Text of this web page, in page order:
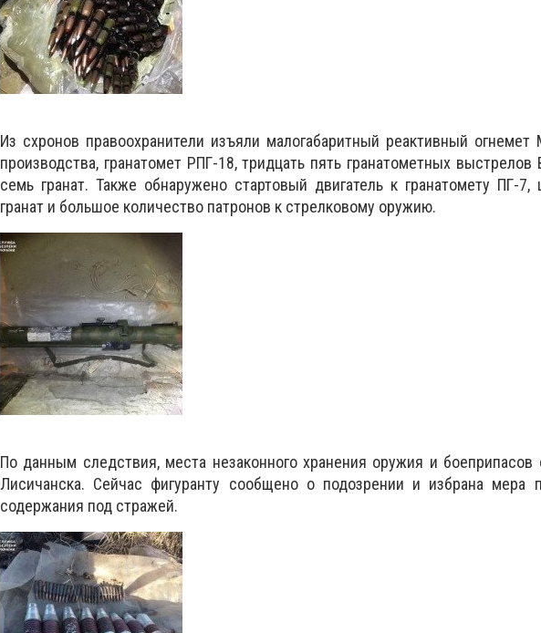
Из схронов правоохранители изъяли малогабаритный реактивный
производства, гранатомет РПГ-18, тридцать пять гранатометных
семь гранат. Также обнаружено стартовый двигатель к гранатомету ПГ-
гранат и большое количество патронов к стрелковому оружию.
По данным следствия, места незаконного хранения оружия и боеприпасов
Лисичанска. Сейчас фигуранту сообщено о подозрении и избрана мера
содержания под стражей.